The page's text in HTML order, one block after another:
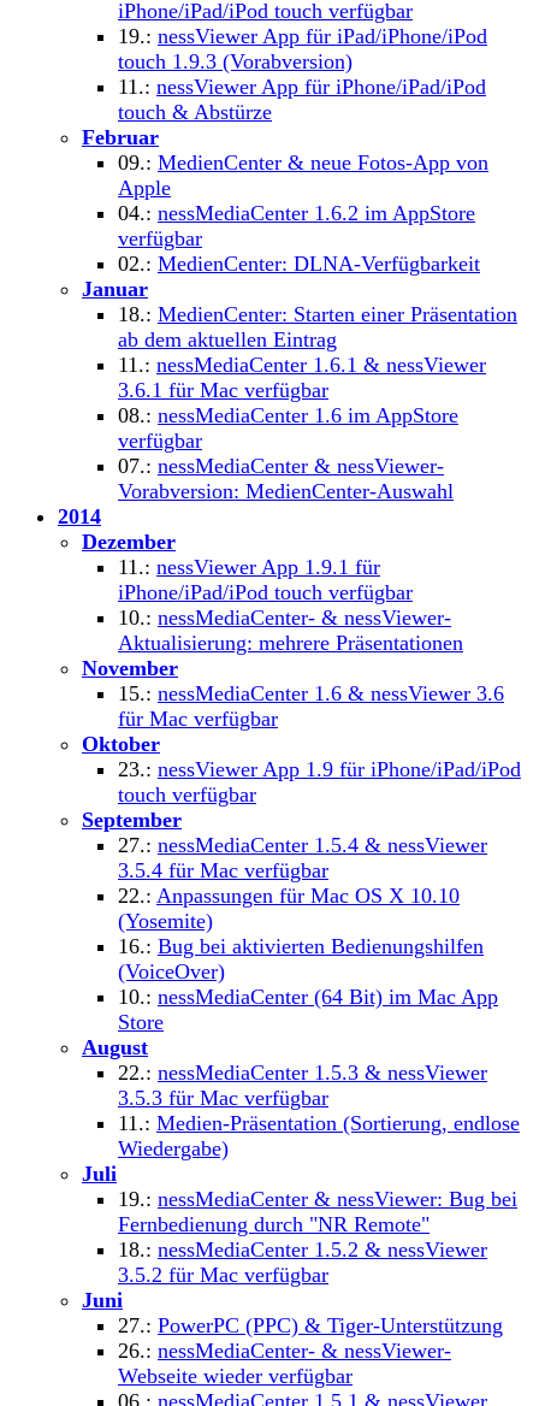
iPhone/iPad/iPod touch verfügbar
19.: nessViewer App für iPad/iPhone/iPod
touch 1.9.3 (Vorabversion)
11.: nessViewer App für iPhone/iPad/iPod
touch & Abstürze
Februar
09.: MedienCenter & neue Fotos-App von
Apple
04.: nessMediaCenter 1.6.2 im AppStore
verfügbar
02.: MedienCenter: DLNA-Verfügbarkeit
Januar
18.: MedienCenter: Starten einer Präsentation
ab dem aktuellen Eintrag
11.: nessMediaCenter 1.6.1 & nessViewer
3.6.1 für Mac verfügbar
08.: nessMediaCenter 1.6 im AppStore
verfügbar
07.: nessMediaCenter & nessViewer-
Vorabversion: MedienCenter-Auswahl
2014
Dezember
11.: nessViewer App 1.9.1 für
iPhone/iPad/iPod touch verfügbar
10.: nessMediaCenter- & nessViewer-
Aktualisierung: mehrere Präsentationen
November
15.: nessMediaCenter 1.6 & nessViewer 3.6
für Mac verfügbar
Oktober
23.: nessViewer App 1.9 für iPhone/iPad/iPod
touch verfügbar
September
27.: nessMediaCenter 1.5.4 & nessViewer
3.5.4 für Mac verfügbar
22.: Anpassungen für Mac OS X 10.10
(Yosemite)
16.: Bug bei aktivierten Bedienungshilfen
(VoiceOver)
10.: nessMediaCenter (64 Bit) im Mac App
Store
August
22.: nessMediaCenter 1.5.3 & nessViewer
3.5.3 für Mac verfügbar
11.: Medien-Präsentation (Sortierung, endlose
Wiedergabe)
Juli
19.: nessMediaCenter & nessViewer: Bug bei
Fernbedienung durch "NR Remote"
18.: nessMediaCenter 1.5.2 & nessViewer
3.5.2 für Mac verfügbar
Juni
27.: PowerPC (PPC) & Tiger-Unterstützung
26.: nessMediaCenter- & nessViewer-
Webseite wieder verfügbar
06.: nessMediaCenter 1.5.1 & nessViewer